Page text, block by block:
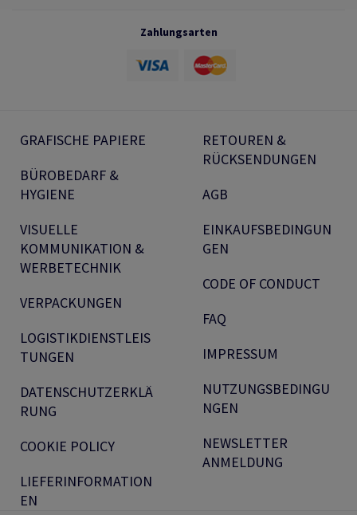
Zahlungsarten
GRAFISCHE PAPIERE
BÜROBEDARF &
HYGIENE
VISUELLE
KOMMUNIKATION &
WERBETECHNIK
VERPACKUNGEN
LOGISTIKDIENSTLEIS
TUNGEN
DATENSCHUTZERKLÄ
RUNG
COOKIE POLICY
LIEFERINFORMATION
EN
RETOUREN &
RÜCKSENDUNGEN
AGB
EINKAUFSBEDINGUN
GEN
CODE OF CONDUCT
FAQ
IMPRESSUM
NUTZUNGSBEDINGU
NGEN
NEWSLETTER
ANMELDUNG